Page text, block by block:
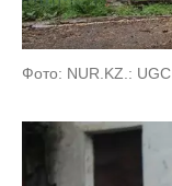
Фото: NUR.KZ.: UGC